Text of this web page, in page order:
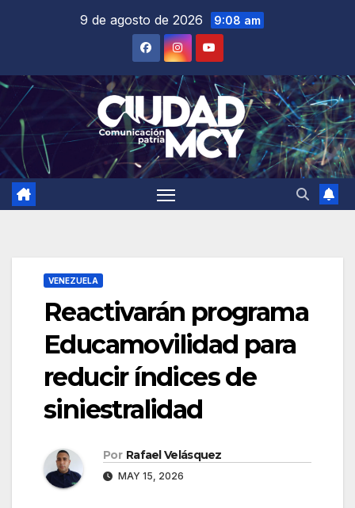
9 de agosto de 2026 9:08 am
VENEZUELA
Reactivarán programa
Educamovilidad para
reducir índices de
siniestralidad
Por Rafael Velásquez
MAY 15, 2026